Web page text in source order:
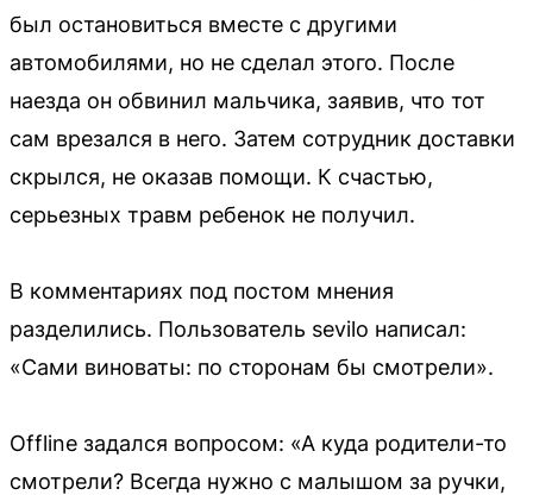
был остановиться вместе с другими
автомобилями, но не сделал этого. После
наезда он обвинил мальчика, заявив, что тот
сам врезался в него. Затем сотрудник доставки
скрылся, не оказав помощи. К счастью,
серьезных травм ребенок не получил.
В комментариях под постом мнения
разделились. Пользователь sevilo написал:
«Сами виноваты: по сторонам бы смотрели».
Offline задался вопросом: «А куда родители-то
смотрели? Всегда нужно с малышом за ручки,